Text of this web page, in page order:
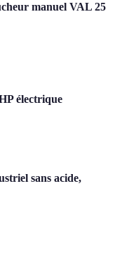
manuel VAL 25
électrique
sans acide,